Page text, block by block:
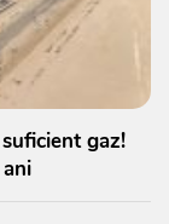
gaz!